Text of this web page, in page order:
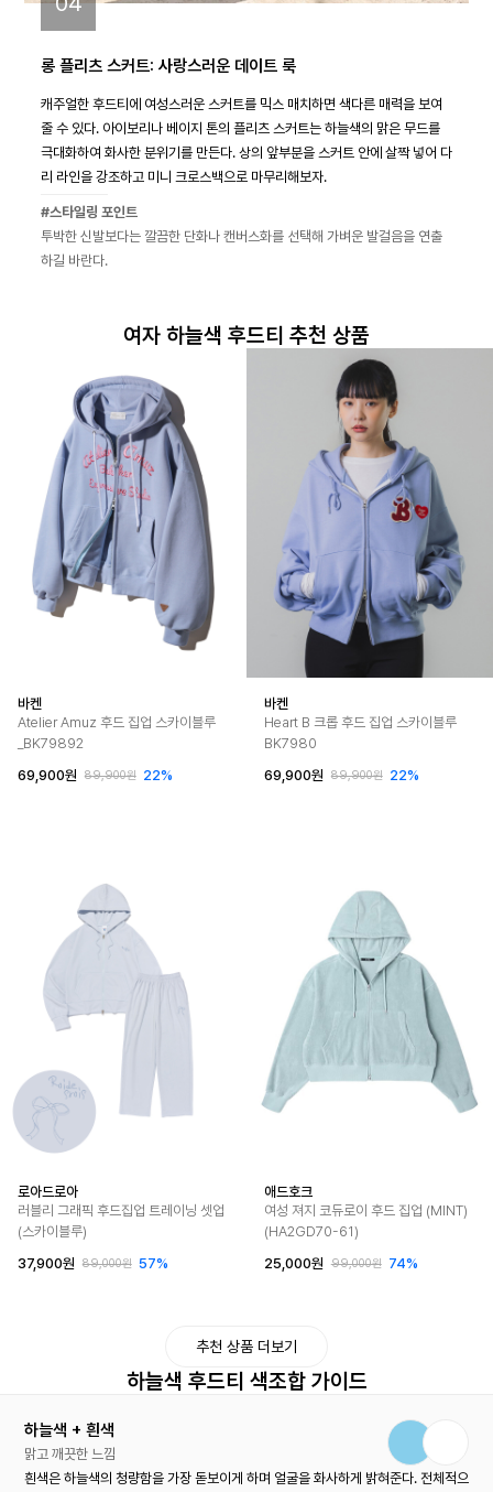
롱 플리츠 스커트: 사랑스러운 데이트 룩
캐주얼한 후드티에 여성스러운 스커트를 믹스 매치하면 색다른 매력을 보여
줄 수 있다. 아이보리나 베이지 톤의 플리츠 스커트는 하늘색의 맑은 무드를
극대화하여 화사한 분위기를 만든다. 상의 앞부분을 스커트 안에 살짝 넣어 다
리 라인을 강조하고 미니 크로스백으로 마무리해보자.
#스타일링 포인트
투박한 신발보다는 깔끔한 단화나 캔버스화를 선택해 가벼운 발걸음을 연출
하길 바란다.
여자 하늘색 후드티 추천 상품
바켄
Atelier Amuz 후드 집업 스카이블루
_BK79892
69,900원
89,900원 22%
바켄
Heart B 크롭 후드 집업 스카이블루
BK7980
69,900원
89,900원 22%
로아드로아
러블리 그래픽 후드집업 트레이닝 셋업
(스카이블루)
37,900원
89,000원 57%
애드호크
여성 져지 코듀로이 후드 집업 (MINT)
(HA2GD70-61)
25,000원
99,000원 74%
추천 상품 더보기
하늘색 후드티 색조합 가이드
하늘색 + 흰색
맑고 깨끗한 느낌
흰색은 하늘색의 청량함을 가장 돋보이게 하며 얼굴을 화사하게 밝혀준다. 전체적으